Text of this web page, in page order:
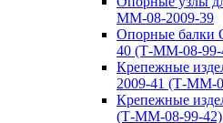
ММ-08-2009-39
Опорные
40 (Т-ММ-08-99-
Крепежные
2009-41 (Т-ММ-
Крепежные
(Т-ММ-08-99-42)